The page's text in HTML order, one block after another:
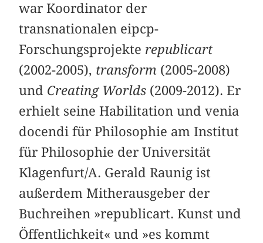
war Koordinator der
transnationalen eipcp-
Forschungsprojekte republicart
(2002-2005), transform (2005-2008)
und Creating Worlds (2009-2012). Er
erhielt seine Habilitation und venia
docendi für Philosophie am Institut
für Philosophie der Universität
Klagenfurt/A. Gerald Raunig ist
außerdem Mitherausgeber der
Buchreihen »republicart. Kunst und
Öffentlichkeit« und »es kommt